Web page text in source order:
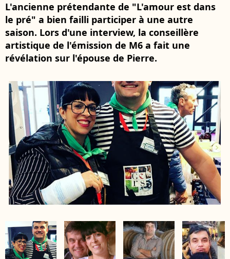
L'ancienne prétendante de "L'amour est dans
le pré" a bien failli participer à une autre
saison. Lors d'une interview, la conseillère
artistique de l'émission de M6 a fait une
révélation sur l'épouse de Pierre.